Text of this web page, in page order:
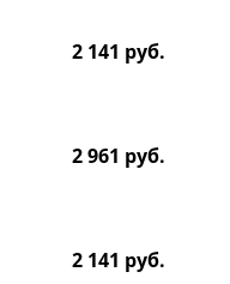
2 141 руб.
2 961 руб.
2 141 руб.